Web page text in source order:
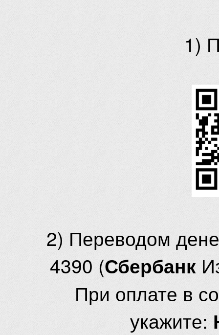
1)
2) Переводом
4390 (Сбербанк
При оплате в
укажите: